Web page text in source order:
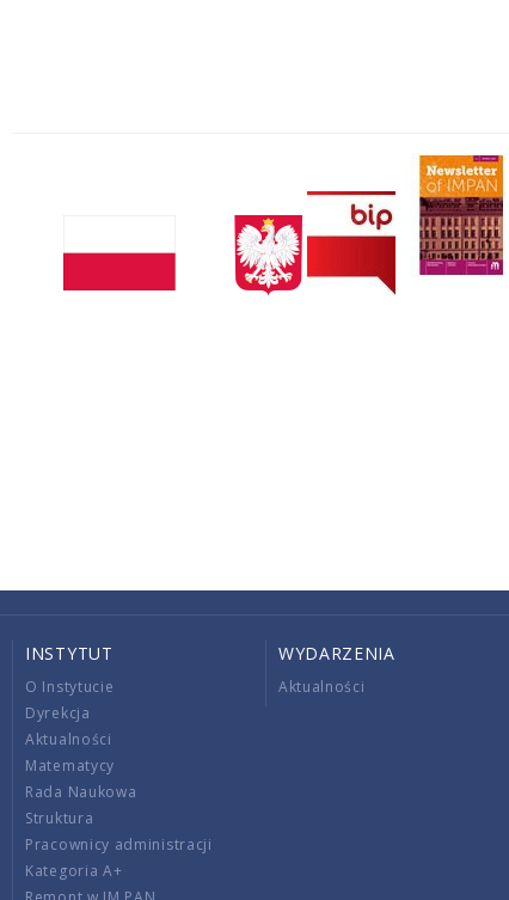
INSTYTUT
O Instytucie
Dyrekcja
Aktualności
Matematycy
Rada Naukowa
Struktura
Pracownicy administracji
Kategoria A+
WYDARZENIA
Aktualności